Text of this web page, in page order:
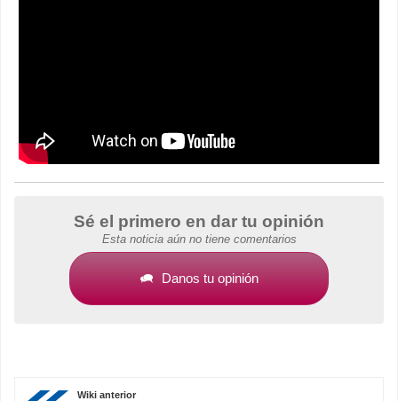
Sé el primero en dar tu opinión
Esta noticia aún no tiene comentarios
Danos tu opinión
Wiki anterior